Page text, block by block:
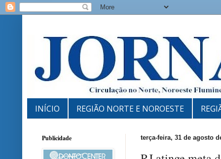
INÍCIO REGIÃO NORTE E NOROESTE
terça-feira, 31 de agosto
Publicidade